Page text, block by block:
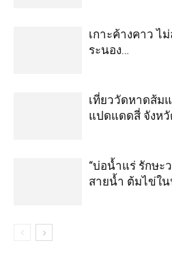
เกาะค้างคาว ไ
ระนอง…
เที่ยววัดหาดส้ม
แปดแดดสี่ จังหวั
“บ่อน้ำแร่ รักษะ
สายน้ำ ต้มไข่ใน